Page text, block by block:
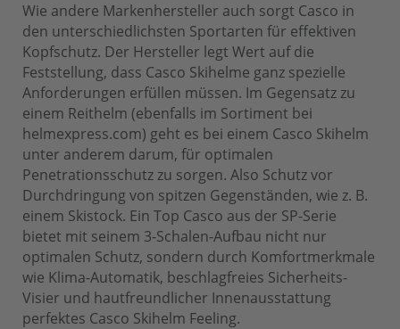
Wie andere Markenhersteller auch sorgt Casco in
den unterschiedlichsten Sportarten für effektiven
Kopfschutz. Der Hersteller legt Wert auf die
Feststellung, dass Casco Skihelme ganz spezielle
Anforderungen erfüllen müssen. Im Gegensatz zu
einem Reithelm (ebenfalls im Sortiment bei
helmexpress.com) geht es bei einem Casco Skihelm
unter anderem darum, für optimalen
Penetrationsschutz zu sorgen. Also Schutz vor
Durchdringung von spitzen Gegenständen, wie z. B.
einem Skistock. Ein Top Casco aus der SP-Serie
bietet mit seinem 3-Schalen-Aufbau nicht nur
optimalen Schutz, sondern durch Komfortmerkmale
wie Klima-Automatik, beschlagfreies Sicherheits-
Visier und hautfreundlicher Innenausstattung
perfektes Casco Skihelm Feeling.